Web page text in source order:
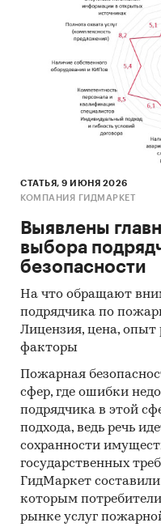
площадь
– *** га по
агентства
*** чел.;
заменяет ***
Маркетинговые
организация
участие в выставках.
Показатель
Необходимые
NPV
PI
IRR
Срок окупаемости
Дисконтированный
окупаемости
СТАТЬЯ, 9 ИЮНЯ 2026
КОМПАНИЯ ГИДМАРКЕТ
Выявлены
выбора
безопасности
На что обращают
подрядчика по
Лицензия, цена,
факторы
Пожарная
сфер, где ошибки
подрядчика в этой
подхода, ведь речь
сохранности
государственных
ГидМаркет
которым
рынке услуг